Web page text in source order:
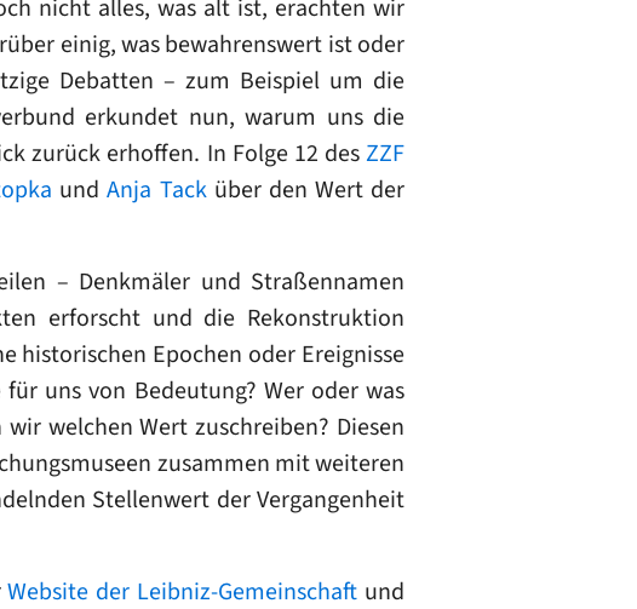
nicht alles, was alt ist, erachten wir
einig, was bewahrenswert ist oder
Debatten – zum Beispiel um die
erkundet nun, warum uns die
zurück erhoffen. In Folge 12 desZZF
undAnja Tacküber den Wert der
– Denkmäler und Straßennamen
erforscht und die Rekonstruktion
historischen Epochen oder Ereignisse
uns von Bedeutung? Wer oder was
welchen Wert zuschreiben? Diesen
zusammen mit weiteren
Stellenwert der Vergangenheit
Website der Leibniz-Gemeinschaft und